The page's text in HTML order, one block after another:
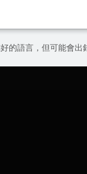
的語言，但可能會出